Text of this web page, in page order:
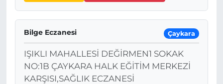
Bilge Eczanesi Çaykara
IŞIKLI MAHALLESİ DEĞİRMEN1 SOKAK
NO:1B ÇAYKARA HALK EĞİTİM MERKEZİ
KARŞISI,SAĞLIK ECZANESİ